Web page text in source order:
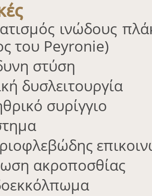
ινώδους
του Peyronie)
στύση
δυσλειτουργία
συρίγγιο
ακροποσθίας